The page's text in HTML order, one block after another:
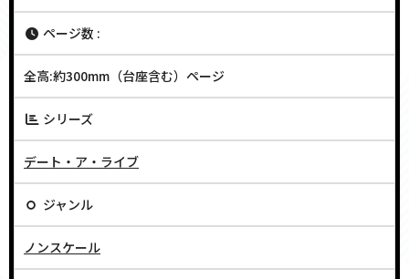
ページ数 :
全高:約300mm（台座含む）ページ
シリーズ
デート・ア・ライブ
ジャンル
ノンスケール